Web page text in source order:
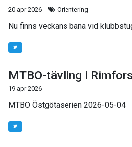
20 apr 2026 Orientering
Nu finns veckans bana vid
MTBO-tävling i
19 apr 2026
MTBO Östgötaserien 2026-05-04